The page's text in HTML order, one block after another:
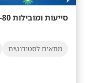
סייעות ומובילות 50-80 ש"ח
מתאים לסטודנטים